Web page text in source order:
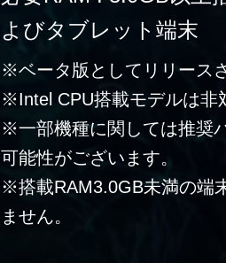
よびタブレット端末
※ベータ版としてリリース
※Intel CPU搭載モデルは非
※一部機種に関しては推奨
可能性がございます。
※搭載RAM3.0GB未満の端
ません。